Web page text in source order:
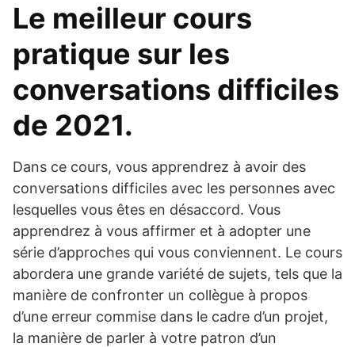
Le meilleur cours
pratique sur les
conversations difficiles
de 2021.
Dans ce cours, vous apprendrez à avoir des
conversations difficiles avec les personnes avec
lesquelles vous êtes en désaccord. Vous
apprendrez à vous affirmer et à adopter une
série d’approches qui vous conviennent. Le cours
abordera une grande variété de sujets, tels que la
manière de confronter un collègue à propos
d’une erreur commise dans le cadre d’un projet,
la manière de parler à votre patron d’un